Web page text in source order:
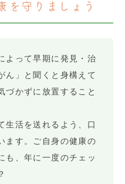
を守りましょう
よって早期に発見・治
ん」と聞くと身構えて
づかずに放置すること
生活を送れるよう、口
ます。ご自身の健康の
も、年に一度のチェッ